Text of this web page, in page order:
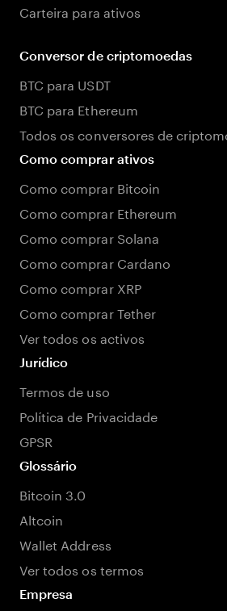
Carteira para ativos
Conversor de criptomoedas
BTC para USDT
BTC para Ethereum
Todos os conversores de
Como comprar ativos
Como comprar Bitcoin
Como comprar Ethereum
Como comprar Solana
Como comprar Cardano
Como comprar XRP
Como comprar Tether
Ver todos os activos
Jurídico
Termos de uso
Política de Privacidade
GPSR
Glossário
Bitcoin 3.0
Altcoin
Wallet Address
Ver todos os termos
Empresa